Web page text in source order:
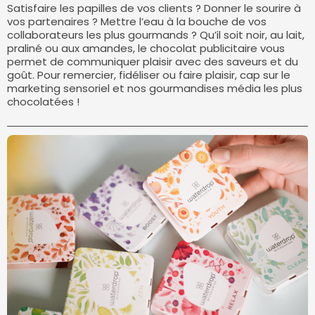
Satisfaire les papilles de vos clients ? Donner le sourire à
vos partenaires ? Mettre l’eau à la bouche de vos
collaborateurs les plus gourmands ? Qu’il soit noir, au lait,
praliné ou aux amandes, le chocolat publicitaire vous
permet de communiquer plaisir avec des saveurs et du
goût. Pour remercier, fidéliser ou faire plaisir, cap sur le
marketing sensoriel et nos gourmandises média les plus
chocolatées !